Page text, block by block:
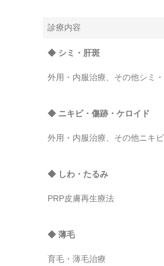
診療内容
◆ シミ・肝斑
外用・内服治療、その他シミ
◆ ニキビ・傷跡・ケロイド
外用・内服治療、その他ニキ
◆ しわ・たるみ
PRP皮膚再生療法
◆ 薄毛
育毛・薄毛治療